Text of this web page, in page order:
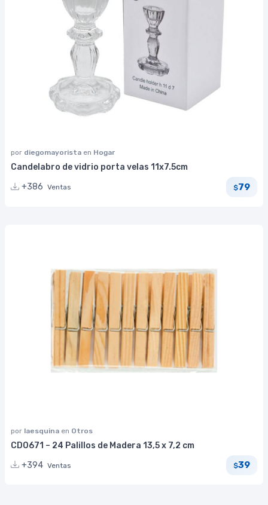
por diegomayorista en Hogar
Candelabro de vidrio porta velas 11x7.5cm
+386 Ventas $79
por laesquina en Otros
CD0671 – 24 Palillos de Madera 13,5 x 7,2 cm
+394 Ventas $39